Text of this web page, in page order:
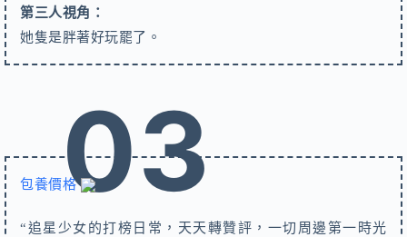
第三人視角 ：
她隻是胖著好玩罷了。
03
包養價格
“追星少女的打榜日常，天天轉贊評，一切周邊第一時光